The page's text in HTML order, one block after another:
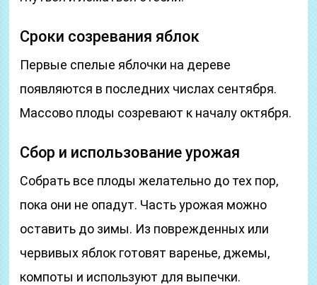
Сроки созревания яблок
Первые спелые яблочки на дереве
появляются в последних числах сентября.
Массово плоды созревают к началу октября.
Сбор и использование урожая
Собрать все плоды желательно до тех пор,
пока они не опадут. Часть урожая можно
оставить до зимы. Из поврежденных или
червивых яблок готовят варенье, джемы,
компоты и используют для выпечки.